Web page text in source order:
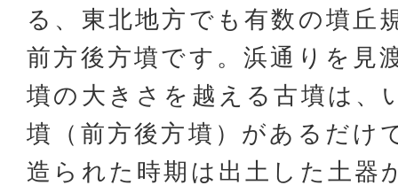
る、東北地方でも有数の墳丘
前方後方墳です。浜通りを見
墳の大きさを越える古墳は、
墳（前方後方墳）があるだけ
造られた時期は出土した土器